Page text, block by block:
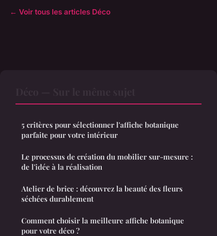
← Voir tous les articles Déco
5 critères pour sélectionner l'affiche botanique
parfaite pour votre intérieur
Le processus de création du mobilier sur-mesure :
de l'idée à la réalisation
Atelier de brice : découvrez la beauté des fleurs
séchées durablement
Comment choisir la meilleure affiche botanique
pour votre déco ?